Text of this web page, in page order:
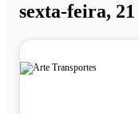
sexta-feira, 21